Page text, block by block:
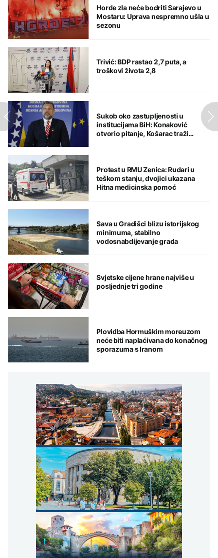
Horde zla neće bodriti Sarajevo u
Mostaru: Uprava nespremno ušla u
sezonu
Trivić: BDP rastao 2,7 puta, a
troškovi života 2,8
Sukob oko zastupljenosti u
institucijama BiH: Konaković
otvorio pitanje, Košarac traži
Protest u RMU Zenica: Rudari u
teškom stanju, dvojici ukazana
Hitna medicinska pomoć
Sava u Gradišci blizu istorijskog
minimuma, stabilno
vodosnabdijevanje grada
Svjetske cijene hrane najviše u
posljednje tri godine
Plovidba Hormuškim moreuzom
neće biti naplaćivana do konačnog
sporazuma s Iranom